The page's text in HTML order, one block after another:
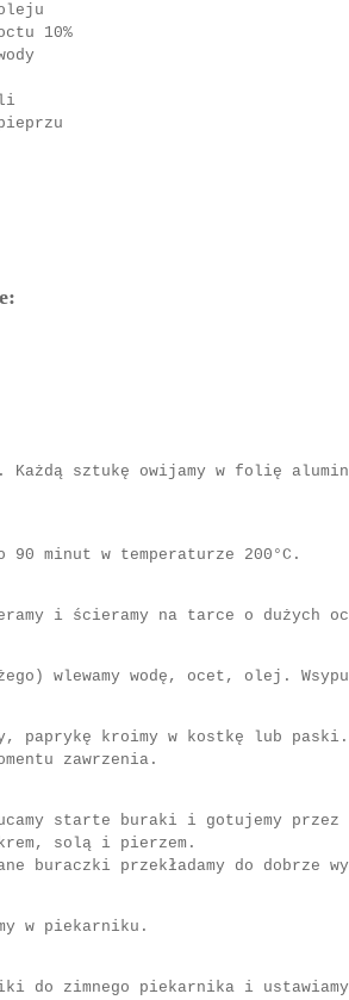
10%
Każdą sztukę owijamy w folię
90 minut w temperaturze 200°C.
i ścieramy na tarce o dużych
wlewamy wodę, ocet, olej.
paprykę kroimy w kostkę lub paski.
zawrzenia.
starte buraki i gotujemy
solą i pierzem.
buraczki przekładamy do dobrze
w piekarniku.
do zimnego piekarnika i ustawiamy